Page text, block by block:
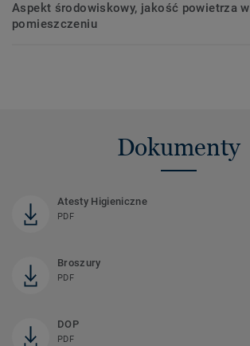
Aspekt środowiskowy, jakość powietrza w
pomieszczeniu
Dokumenty
Atesty Higieniczne
PDF
Broszury
PDF
DOP
PDF